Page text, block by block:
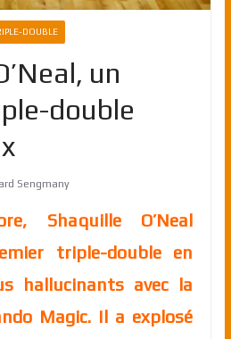
DOUBLE
un
double
Sengmany
Shaquille O’Neal
triple-double en
hallucinants avec la
Magic. Il a explosé